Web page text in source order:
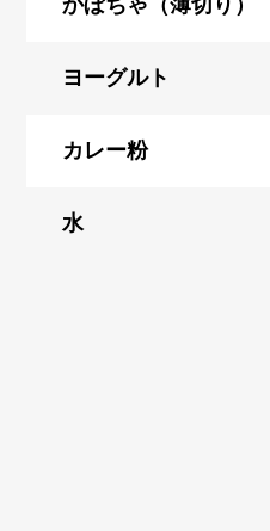
ヨーグルト
カレー粉
水